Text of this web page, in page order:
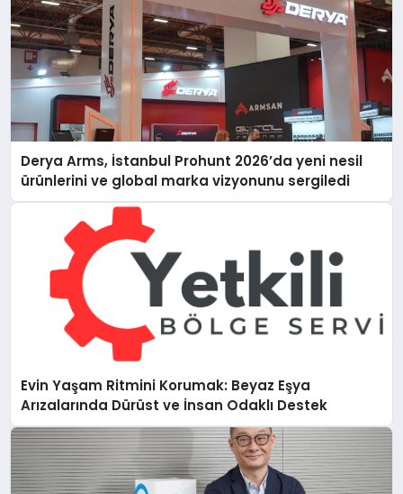
Derya Arms, İstanbul Prohunt 2026’da yeni nesil
ürünlerini ve global marka vizyonunu sergiledi
Evin Yaşam Ritmini Korumak: Beyaz Eşya
Arızalarında Dürüst ve İnsan Odaklı Destek